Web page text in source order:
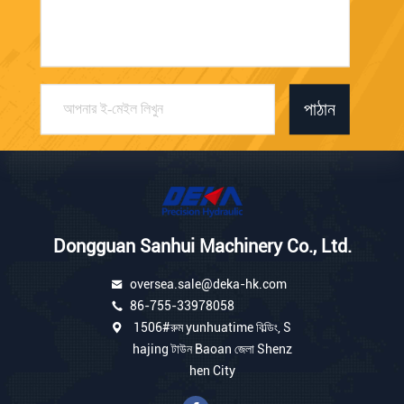
পাঠান
Dongguan Sanhui Machinery Co., Ltd.
oversea.sale@deka-hk.com
86-755-33978058
1506#রুম yunhuatime বিল্ডিং, S
hajing টাউন Baoan জেলা Shenz
hen City